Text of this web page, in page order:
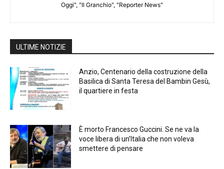
Oggi", "Il Granchio", "Reporter News"
ULTIME NOTIZIE
Anzio, Centenario della costruzione della
Basilica di Santa Teresa del Bambin Gesù,
il quartiere in festa
È morto Francesco Guccini. Se ne va la
voce libera di un’Italia che non voleva
smettere di pensare